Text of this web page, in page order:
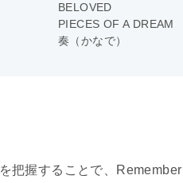
BELOVED
PIECES OF A DREAM
奏（かなで）
把握することで、